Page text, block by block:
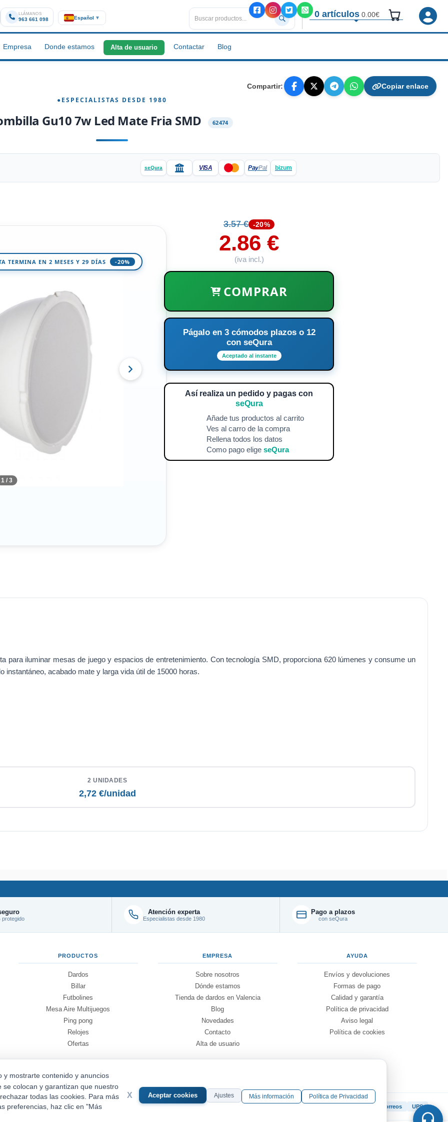
y mostrarte contenido y anuncios
colocan y garantizan que nuestro
todas las cookies. Para más
preferencias, haz clic en "Más
Aceptar cookies Ajustes
X Más información Política de Privacidad
LLÁMANOS
963 661 098 Español ▼ 0 artículos 0.00€
Empresa Donde estamos Alta de usuario Contactar Blog
Compartir: Copiar enlace
3.57 € -20%
2.86 €
(iva incl.)
COMPRAR
Págalo en 3 cómodos plazos o 12
con seQura
Aceptado al instante
Así realiza un pedido y pagas con
seQura
Añade tus productos al carrito
Ves al carro de la compra
Rellena todos los datos
Como pago elige seQura
seQura VISA PayPal bizum
Gu10 7w Led Mate Fria SMD 62474
20%
TERMINA EN 2 MESES Y 29 DÍAS -20%
1 / 3
para iluminar mesas de juego y espacios de entretenimiento. Con tecnología SMD, proporciona 620 lúmenes y consume un
acabado mate y larga vida útil de 15000 horas.
2 UNIDADES
2,72 €/unidad
protegido
Atención experta
Especialistas desde 1980
Pago a plazos
con seQura
PRODUCTOS
Dardos
Billar
Futbolines
Mesa Aire Multijuegos
Ping pong
Relojes
Ofertas
EMPRESA
Sobre nosotros
Dónde estamos
Tienda de dardos en Valencia
Blog
Novedades
Contacto
Alta de usuario
AYUDA
Envíos y devoluciones
Formas de pago
Calidad y garantía
Política de privacidad
Aviso legal
Política de cookies
Reembolso Correos UPS